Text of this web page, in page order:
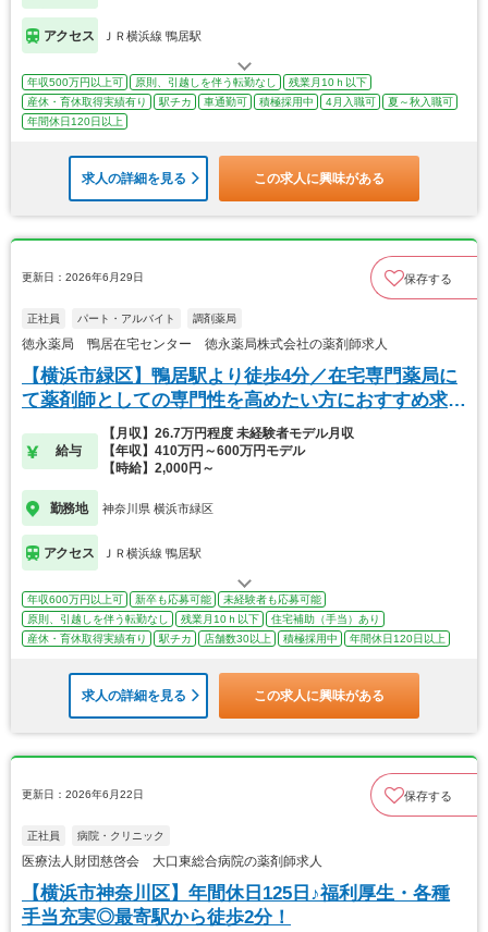
アクセス ＪＲ横浜線 鴨居駅
年収500万円以上可 原則、引越しを伴う転勤なし
残業月10ｈ以下
産休・育休取得実績有り
駅チカ 車通勤可 積極採用中 4月入職可
夏～秋入職可
年間休日120日以上
求人の詳細を見る この求人に興味がある
更新日：2026年6月29日 保存する
正社員 パート・アルバイト 調剤薬局
徳永薬局 鴨居在宅センター 徳永薬局株式会社の薬剤師求人
【横浜市緑区】鴨居駅より徒歩4分／在宅専門薬局に
て薬剤師としての専門性を高めたい方におすすめ求
給与
【月収】26.7万円程度 未経験者モデル月収
【年収】410万円～600万円モデル
【時給】2,000円～
勤務地 神奈川県 横浜市緑区
アクセス ＪＲ横浜線 鴨居駅
年収600万円以上可 新卒も応募可能
未経験者も応募可能
原則、引越しを伴う転勤なし
残業月10ｈ以下
住宅補助（手当）あり
産休・育休取得実績有り
駅チカ 店舗数30以上 積極採用中 年間休日120日以上
求人の詳細を見る この求人に興味がある
更新日：2026年6月22日 保存する
正社員 病院・クリニック
医療法人財団慈啓会 大口東総合病院の薬剤師求人
【横浜市神奈川区】年間休日125日♪福利厚生・各種
手当充実◎最寄駅から徒歩2分！